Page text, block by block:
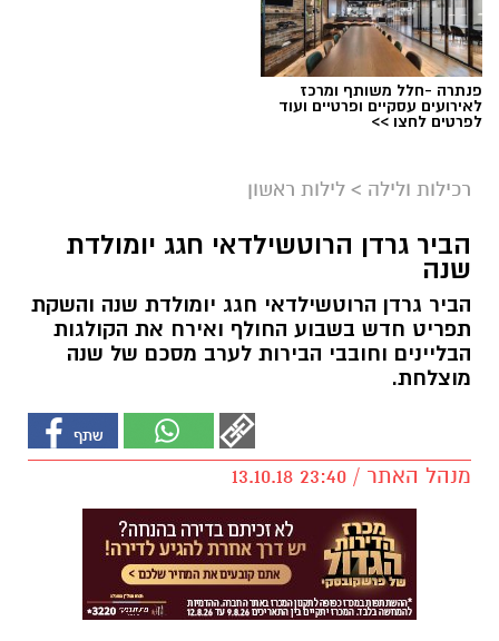
פנתרה -חלל משותף ומרכז
לאירועים עסקיים ופרטיים ועוד
לפרטים לחצו >>
רכילות ולילה > לילות ראשון
הביר גרדן הרוטשילדאי חגג יומולדת
שנה
הביר גרדן הרוטשילדאי חגג יומולדת שנה והשקת
תפריט חדש בשבוע החולף ואירח את הקולגות
הבליינים וחובבי הבירות לערב מסכם של שנה
מוצלחת.
מנהל האתר / 23:40 13.10.18